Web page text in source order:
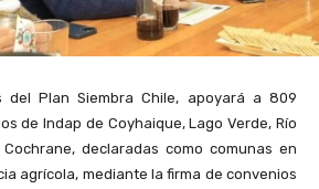
del Plan Siembra Chile, apoyará a 809
de Indap de Coyhaique, Lago Verde, Río
declaradas como comunas en
agrícola, mediante la firma de convenios